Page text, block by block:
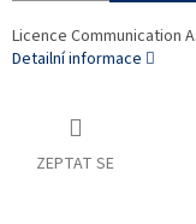
Licence Communication
Detailní informace
ZEPTAT SE